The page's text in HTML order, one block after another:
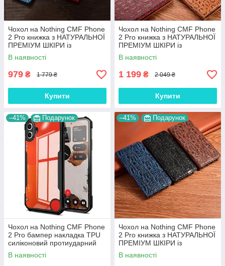
Чохол на Nothing CMF Phone
2 Pro книжка з НАТУРАЛЬНОЇ
ПРЕМІУМ ШКІРИ із
підставкою протиударний
магнітний 3D "CROCOHEAD"
В наявності
979 ₴ 1 779 ₴
Купити
Чохол на Nothing CMF Phone
2 Pro книжка з НАТУРАЛЬНОЇ
ПРЕМІУМ ШКІРИ із
підставкою протиударний
магнітний "JACOSA"
В наявності
1 199 ₴ 2 049 ₴
Купити
–41% Подарунок
Чохол на Nothing CMF Phone
2 Pro бампер накладка TPU
силіконовий протиударний
прозорий "POLICOR"
В наявності
–41% Подарунок
Чохол на Nothing CMF Phone
2 Pro книжка з НАТУРАЛЬНОЇ
ПРЕМІУМ ШКІРИ із
підставкою протиударний
магнітний "DRAGON"
В наявності